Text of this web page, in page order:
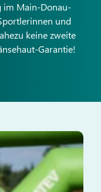
im Main-Donau-
und
keine zweite
Garantie!